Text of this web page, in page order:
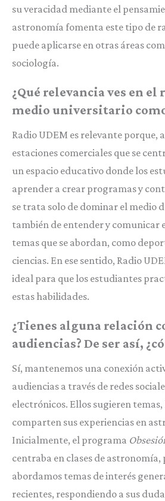
su veracidad mediante el
astronomía fomenta este tipo de
puede aplicarse en otras áreas
sociología.
¿Qué relevancia ves en
medio universitario como
Radio UDEM es relevante porque,
estaciones comerciales que se
un espacio educativo donde los
aprender a crear programas y
se trata solo de dominar el medio
también de entender y comunicar
temas que se abordan, como
ciencias. En ese sentido, Radio
ideal para que los estudiantes
estas habilidades.
¿Tienes alguna relación
audiencias? De ser así,
Sí, mantenemos una conexión
audiencias a través de redes
electrónicos. Ellos sugieren
comparten sus experiencias en
Inicialmente, el programa
centraba en clases de astronomía,
abordamos temas de interés
recientes, respondiendo a sus